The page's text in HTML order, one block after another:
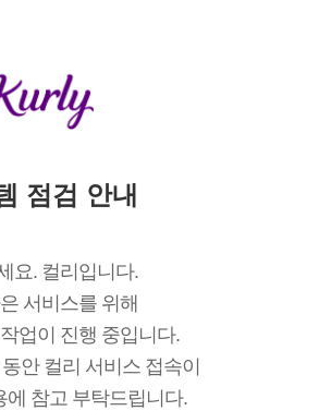
점검 안내
요. 컬리입니다.
서비스를 위해
업이 진행 중입니다.
안 컬리 서비스 접속이
에 참고 부탁드립니다.